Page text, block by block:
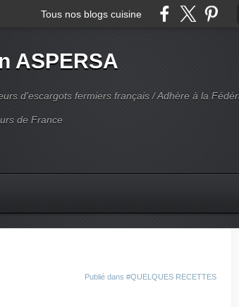
Tous nos blogs cuisine
ASPERSA
d'escargots fermiers français / Adhère à la
de France
Publié dans #QUELQUES RECETTES